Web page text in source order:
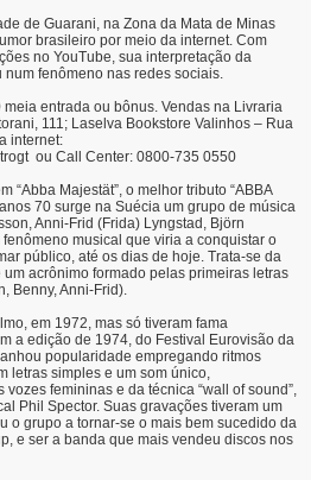
de Guarani, na Zona da Mata de Minas
brasileiro por meio da internet. Com
no YouTube, sua interpretação da
fenômeno nas redes sociais.
entrada ou bônus. Vendas na Livraria
111; Laselva Bookstore Valinhos – Rua
internet:
ou Call Center: 0800-735 0550
“Abba Majestät”, o melhor tributo “ABBA
70 surge na Suécia um grupo de música
Anni-Frid (Frida) Lyngstad, Björn
musical que viria a conquistar o
público, até os dias de hoje. Trata-se da
um acrônimo formado pelas primeiras letras
Benny, Anni-Frid).
em 1972, mas só tiveram fama
a edição de 1974, do Festival Eurovisão da
popularidade empregando ritmos
letras simples e um som único,
femininas e da técnica “wall of sound”,
Phil Spector. Suas gravações tiveram um
o grupo a tornar-se o mais bem sucedido da
e ser a banda que mais vendeu discos nos